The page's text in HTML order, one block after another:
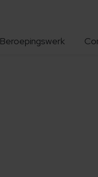
Beroepingswerk